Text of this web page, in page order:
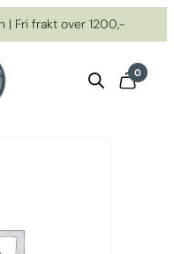
| Fri frakt over 1200,-
0